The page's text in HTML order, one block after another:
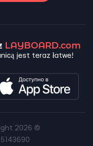
LAYBOARD.com
jest teraz łatwe!
2026 ©